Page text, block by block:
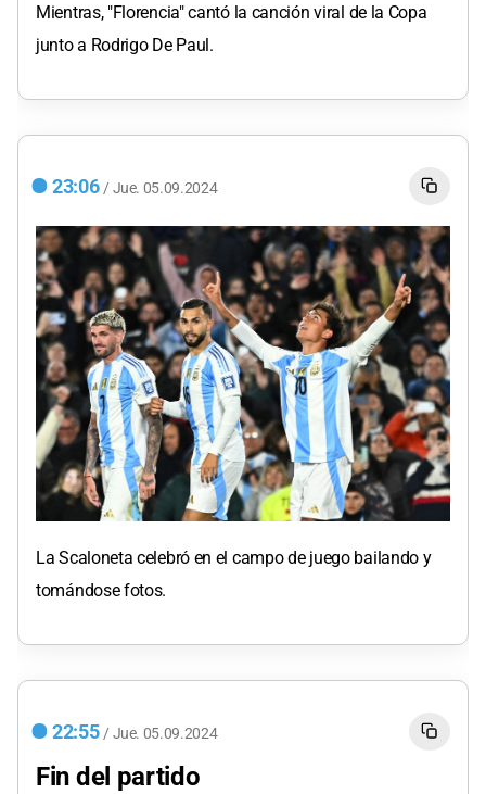
Mientras, "Florencia" cantó la canción viral de la Copa
junto a Rodrigo De Paul.
23:06 / Jue. 05.09.2024
La Scaloneta celebró en el campo de juego bailando y
tomándose fotos.
22:55 / Jue. 05.09.2024
Fin del partido